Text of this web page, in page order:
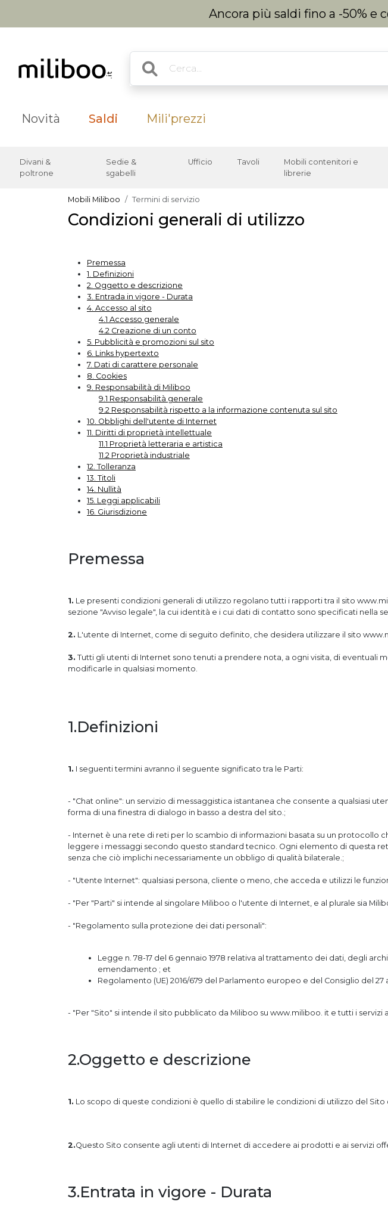
Ancora più saldi fino a -50% e
Novità Saldi Mili'prezzi
Divani &
poltrone
Sedie &
sgabelli
Ufficio Tavoli
Mobili contenitori e
librerie
Mobili Miliboo Termini di servizio
Condizioni generali di utilizzo
Premessa
1. Definizioni
2. Oggetto e descrizione
3. Entrada in vigore - Durata
4. Accesso al sito
4.1 Accesso generale
4.2 Creazione di un conto
5. Pubblicità e promozioni sul sito
6. Links hypertexto
7. Dati di carattere personale
8. Cookies
9. Responsabilità di Miliboo
9.1 Responsabilità generale
9.2 Responsabilità rispetto a la informazione contenuta sul sito
10. Obblighi dell'utente di Internet
11. Diritti di proprietà intellettuale
11.1 Proprietà letteraria e artistica
11.2 Proprietà industriale
12. Tolleranza
13. Titoli
14. Nullità
15. Leggi applicabili
16. Giurisdizione
Premessa
1. Le presenti condizioni generali di utilizzo regolano tutti i rapporti tra il sito
sezione "Avviso legale", la cui identità e i cui dati di contatto sono specificati nella
2. L'utente di Internet, come di seguito definito, che desidera utilizzare il sito
3. Tutti gli utenti di Internet sono tenuti a prendere nota, a ogni visita, di eventuali
modificarle in qualsiasi momento.
1.Definizioni
1. I seguenti termini avranno il seguente significato tra le Parti:
- "Chat online": un servizio di messaggistica istantanea che consente a qualsiasi
forma di una finestra di dialogo in basso a destra del sito.;
- Internet è una rete di reti per lo scambio di informazioni basata su un protocollo
leggere i messaggi secondo questo standard tecnico. Ogni elemento di questa
senza che ciò implichi necessariamente un obbligo di qualità bilaterale.;
- "Utente Internet": qualsiasi persona, cliente o meno, che acceda e utilizzi le
- "Per "Parti" si intende al singolare Miliboo o l'utente di Internet, e al plurale sia
- "Regolamento sulla protezione dei dati personali":
Legge n. 78-17 del 6 gennaio 1978 relativa al trattamento dei dati, degli
emendamento ; et
Regolamento (UE) 2016/679 del Parlamento europeo e del Consiglio del
- "Per "Sito" si intende il sito pubblicato da Miliboo su www.miliboo. it e tutti i servizi
2.Oggetto e descrizione
1. Lo scopo di queste condizioni è quello di stabilire le condizioni di utilizzo del
2.Questo Sito consente agli utenti di Internet di accedere ai prodotti e ai servizi
3.Entrata in vigore - Durata